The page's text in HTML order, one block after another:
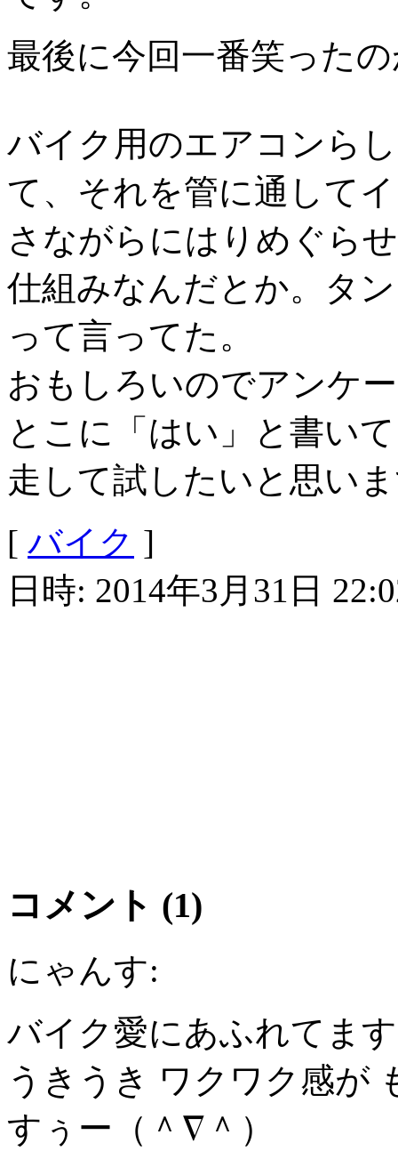
最後に今回一番笑った
バイク用のエアコンら
て、それを管に通して
さながらにはりめぐら
仕組みなんだとか。タ
って言ってた。
おもしろいのでアンケ
とこに「はい」と書い
走して試したいと思い
[ バイク ]
日時: 2014年3月31日
コメント (1)
にゃんす:
バイク愛にあふれてま
うきうき ワクワク感が
すぅー（＾∇＾）